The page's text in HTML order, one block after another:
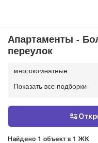
Апартаменты -
переулок
многокомнатные
Показать все подборки
Найдено 1 объект в 1 ЖК